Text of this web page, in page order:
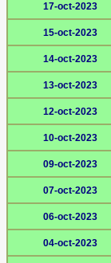
17-oct-2023
15-oct-2023
14-oct-2023
13-oct-2023
12-oct-2023
10-oct-2023
09-oct-2023
07-oct-2023
06-oct-2023
04-oct-2023